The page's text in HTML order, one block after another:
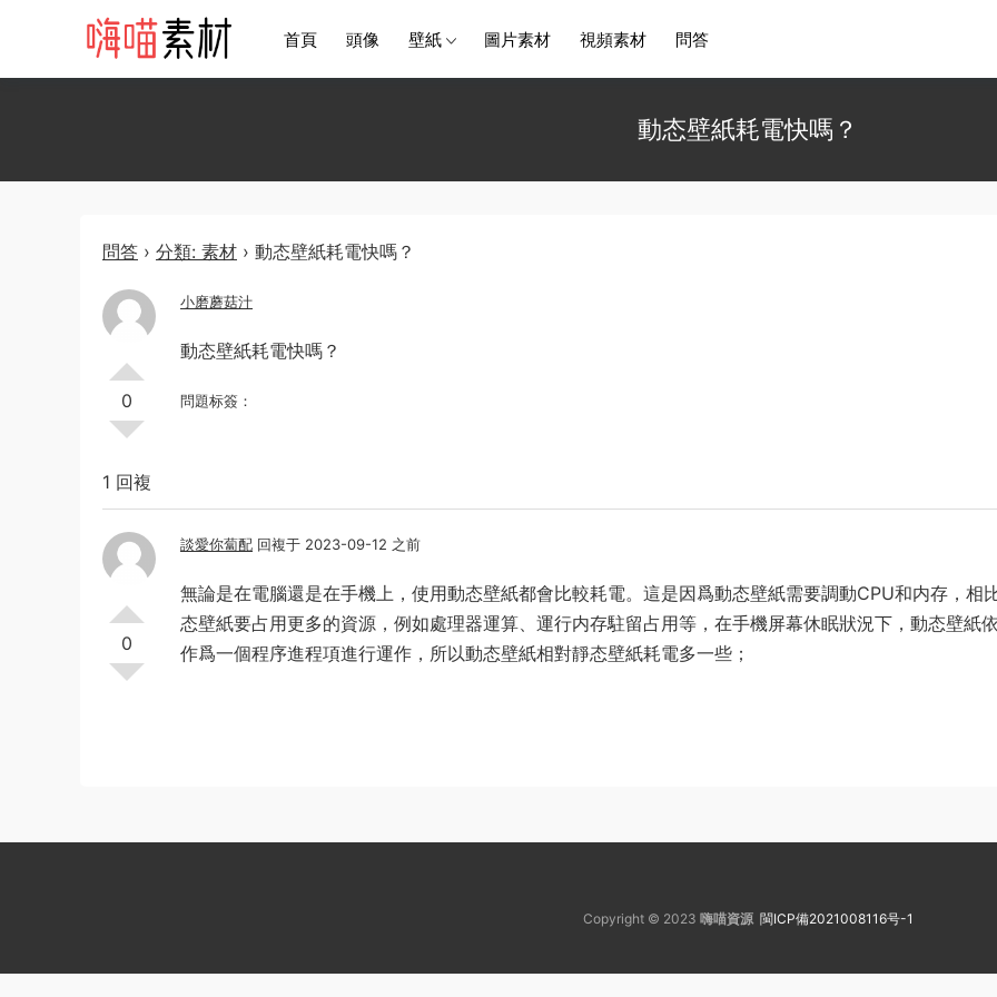
首頁 頭像 壁紙 圖片素材 視頻素材 問答
動态壁紙耗電快嗎？
問答 › 分類: 素材 › 動态壁紙耗電快嗎？
0
小磨蘑菇汁
動态壁紙耗電快嗎？
問題标簽：
1 回複
0
談愛你蔔配 回複于 2023-09-12 之前
無論是在電腦還是在手機上，使用動态壁紙都會比較耗電。這是因爲動态壁紙需要調動CPU和内存，相
态壁紙要占用更多的資源，例如處理器運算、運行内存駐留占用等，在手機屏幕休眠狀況下，動态壁紙
作爲一個程序進程項進行運作，所以動态壁紙相對靜态壁紙耗電多一些；
Copyright © 2023 嗨喵資源 閩ICP備2021008116号-1